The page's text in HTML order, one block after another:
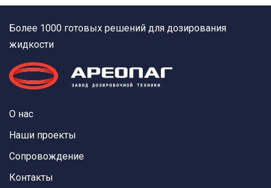
Более 1000 готовых решений для дозирования
жидкости
О нас
Наши проекты
Сопровождение
Контакты